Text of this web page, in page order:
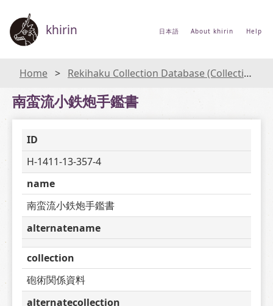
khirin 日本語 About khirin Help
Home Rekihaku Collection Database (Collections Database of the National Museum of Japanese History)
南蛮流小鉄炮手鑑書
ID
H-1411-13-357-4
name
南蛮流小鉄炮手鑑書
alternatename
collection
砲術関係資料
alternatecollection